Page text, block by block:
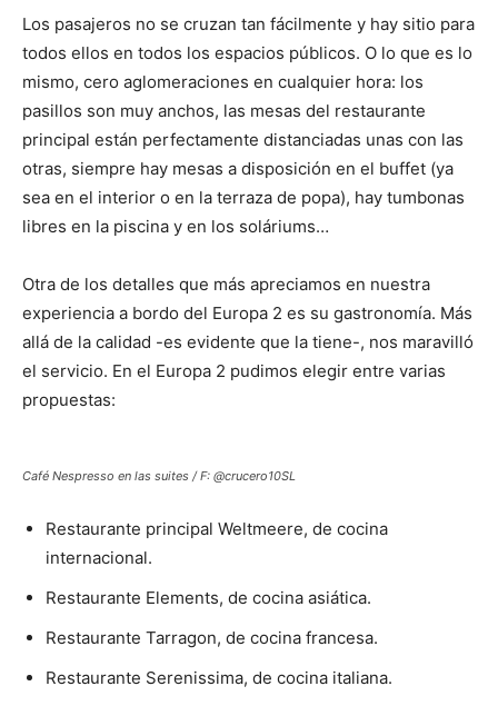
Los pasajeros no se cruzan tan fácilmente y hay sitio para
todos ellos en todos los espacios públicos. O lo que es lo
mismo, cero aglomeraciones en cualquier hora: los
pasillos son muy anchos, las mesas del restaurante
principal están perfectamente distanciadas unas con las
otras, siempre hay mesas a disposición en el buffet (ya
sea en el interior o en la terraza de popa), hay tumbonas
libres en la piscina y en los soláriums…
Otra de los detalles que más apreciamos en nuestra
experiencia a bordo del Europa 2 es su gastronomía. Más
allá de la calidad -es evidente que la tiene-, nos maravilló
el servicio. En el Europa 2 pudimos elegir entre varias
propuestas:
Café Nespresso en las suites / F: @crucero10SL
Restaurante principal Weltmeere, de cocina
internacional.
Restaurante Elements, de cocina asiática.
Restaurante Tarragon, de cocina francesa.
Restaurante Serenissima, de cocina italiana.